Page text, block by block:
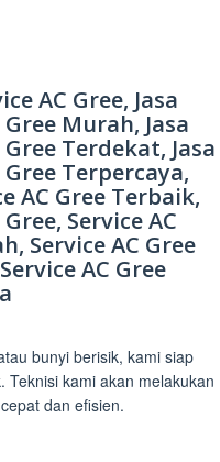
bunyi berisik, kami siap
kami akan melakukan
dan efisien.